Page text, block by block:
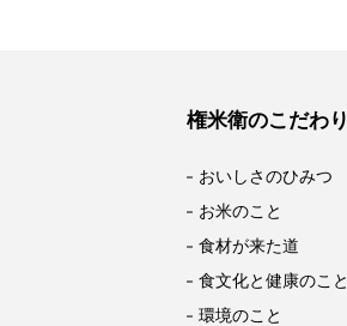
権米衛のこだわり
おいしさのひみつ
お米のこと
食材が来た道
食文化と健康のこと
環境のこと